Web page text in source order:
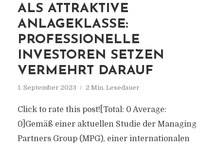
ALS ATTRAKTIVE
ANLAGEKLASSE:
PROFESSIONELLE
INVESTOREN SETZEN
VERMEHRT DARAUF
1. September 2023 2 Min. Lesedauer
Click to rate this post![Total: 0 Average:
0]Gemäß einer aktuellen Studie der Managing
Partners Group (MPG), einer internationalen